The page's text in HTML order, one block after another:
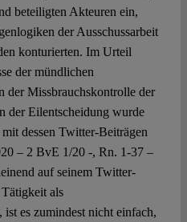
beteiligten Akteuren ein,
der Ausschussarbeit
konturierten. Im Urteil
der mündlichen
der Missbrauchskontrolle der
der Eilentscheidung wurde
dessen Twitter-Beiträgen
– 2 BvE 1/20 -, Rn. 1-37 –
auf seinem Twitter-
als
ist es zumindest nicht einfach,